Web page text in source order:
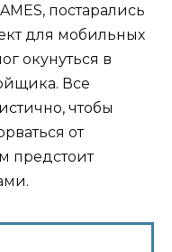
постарались
для мобильных
окунуться в
Все
чтобы
от
предстоит